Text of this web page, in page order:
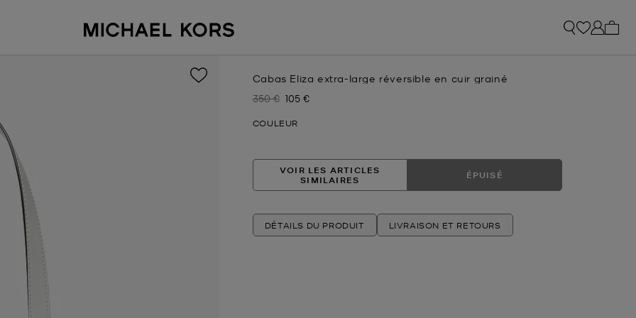
Cabas Eliza extra-large réversible en cuir grainé
Prix initial
350 € Prix actuel
105 €
COULEUR
VOIR LES ARTICLES
SIMILAIRES
ÉPUISÉ
DÉTAILS DU PRODUIT LIVRAISON ET RETOURS